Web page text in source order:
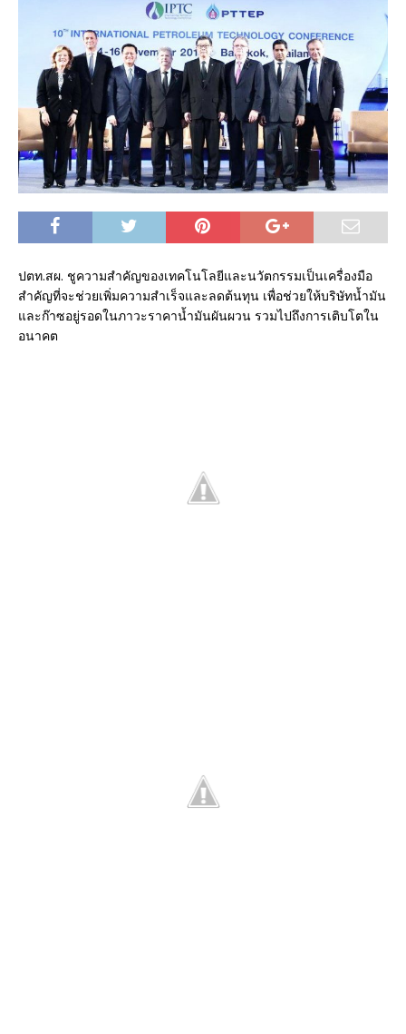
ปตท.สผ. ชูความสำคัญของเทคโนโลยีและนวัตกรรมเป็นเครื่องมือ
สำคัญที่จะช่วยเพิ่มความสำเร็จและลดต้นทุน เพื่อช่วยให้บริษัทน้ำมัน
และก๊าซอยู่รอดในภาวะราคาน้ำมันผันผวน รวมไปถึงการเติบโตใน
อนาคต